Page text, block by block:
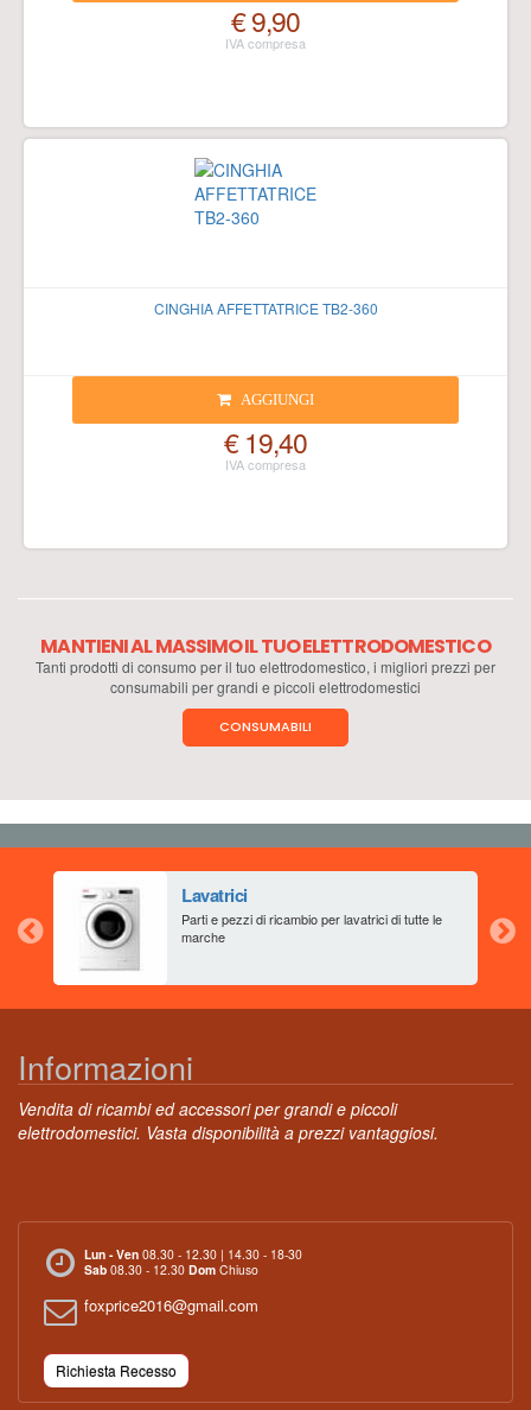
€ 9,90
CINGHIA AFFETTATRICE TB2-360
AGGIUNGI
€ 19,40
MANTIENI AL MASSIMO IL TUO ELETTRODOMESTICO
Tanti prodotti di consumo per il tuo elettrodomestico, i migliori prezzi per
consumabili per grandi e piccoli elettrodomestici
CONSUMABILI
Lavatrici
Parti e pezzi di ricambio per lavatrici di tutte le
marche
Informazioni
Vendita di ricambi ed accessori per grandi e piccoli
elettrodomestici. Vasta disponibilità a prezzi vantaggiosi.
Lun - Ven 08.30 - 12.30 | 14.30 - 18-30
Sab 08.30 - 12.30 Dom Chiuso
foxprice2016@gmail.com
Richiesta Recesso